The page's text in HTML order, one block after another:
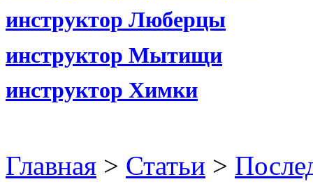
инструктор Люберцы
инструктор Мытищи
инструктор Химки
Главная > Статьи >